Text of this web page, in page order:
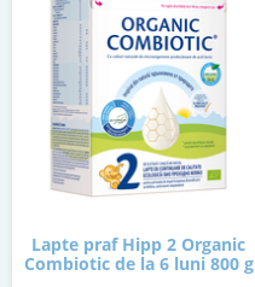
Lapte praf Hipp 2 Organic
Combiotic de la 6 luni 800 g